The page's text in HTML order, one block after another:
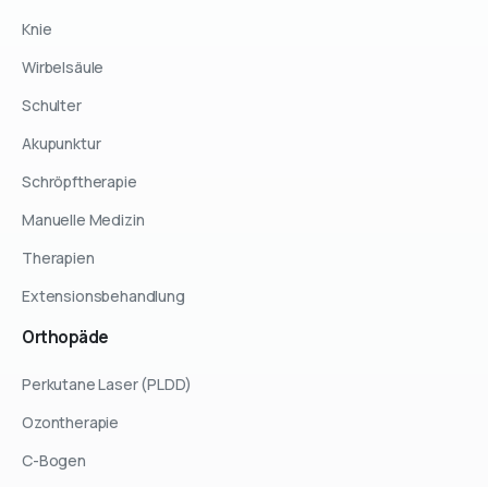
Knie
Wirbelsäule
Schulter
Akupunktur
Schröpftherapie
Manuelle Medizin
Therapien
Extensionsbehandlung
Orthopäde
Perkutane Laser (PLDD)
Ozontherapie
C-Bogen